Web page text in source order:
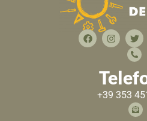
+39 353